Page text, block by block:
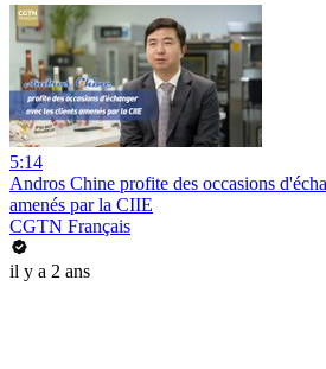
5:14
Andros Chine profite des occasions
amenés par la CIIE
CGTN Français
il y a 2 ans